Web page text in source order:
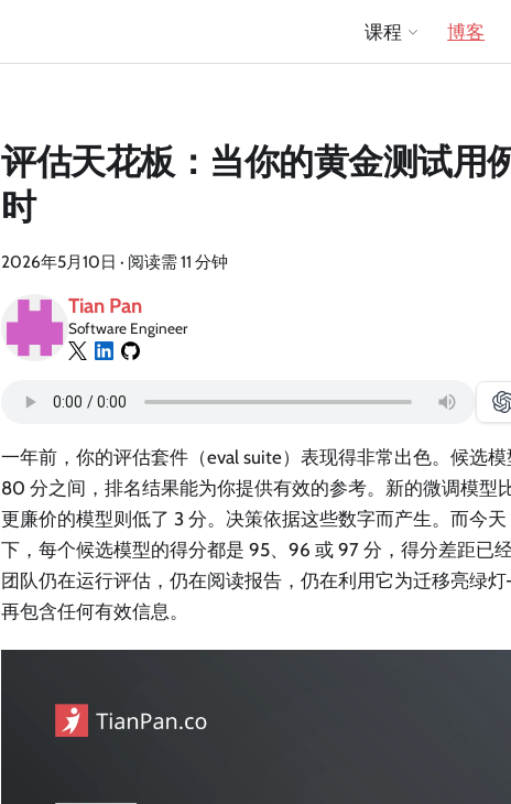
课程 博客
评估天花板：当你的黄金测试用
时
2026年5月10日 · 阅读需 11 分钟
Tian Pan
Software Engineer
一年前，你的评估套件（eval suite）表现得非常出色。候选
80 分之间，排名结果能为你提供有效的参考。新的微调模型
更廉价的模型则低了 3 分。决策依据这些数字而产生。而今
下，每个候选模型的得分都是 95、96 或 97 分，得分差距已
团队仍在运行评估，仍在阅读报告，仍在利用它为迁移亮绿
再包含任何有效信息。